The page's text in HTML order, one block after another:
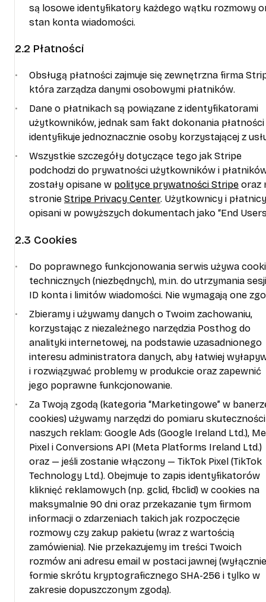
są losowe identyfikatory każdego wątku rozmowy
stan konta wiadomości.
2.2 Płatności
Obsługą płatności zajmuje się zewnętrzna firma
która zarządza danymi osobowymi płatników.
Dane o płatnikach są powiązane z identyfikatorami
użytkowników, jednak sam fakt dokonania płatności
identyfikuje jednoznacznie osoby korzystającej z
Wszystkie szczegóły dotyczące tego jak Stripe
podchodzi do prywatności użytkowników i
zostały opisane w polityce prywatności Stripe oraz
stronie Stripe Privacy Center. Użytkownicy i
opisani w powyższych dokumentach jako “End
2.3 Cookies
Do poprawnego funkcjonowania serwis używa
technicznych (niezbędnych), m.in. do utrzymania
ID konta i limitów wiadomości. Nie wymagają one
Zbieramy i używamy danych o Twoim zachowaniu,
korzystając z niezależnego narzędzia Posthog do
analityki internetowej, na podstawie uzasadnionego
interesu administratora danych, aby łatwiej
i rozwiązywać problemy w produkcie oraz zapewnić
jego poprawne funkcjonowanie.
Za Twoją zgodą (kategoria “Marketingowe” w
cookies) używamy narzędzi do pomiaru skuteczności
naszych reklam: Google Ads (Google Ireland Ltd.),
Pixel i Conversions API (Meta Platforms Ireland Ltd.)
oraz — jeśli zostanie włączony — TikTok Pixel (TikTok
Technology Ltd.). Obejmuje to zapis identyfikatorów
kliknięć reklamowych (np. gclid, fbclid) w cookies na
maksymalnie 90 dni oraz przekazanie tym firmom
informacji o zdarzeniach takich jak rozpoczęcie
rozmowy czy zakup pakietu (wraz z wartością
zamówienia). Nie przekazujemy im treści Twoich
rozmów ani adresu email w postaci jawnej
formie skrótu kryptograficznego SHA-256 i tylko w
zakresie dopuszczonym zgodą).